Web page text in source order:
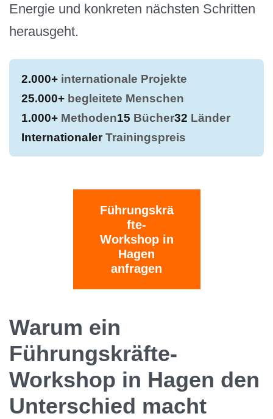
Energie und konkreten nächsten Schritten
herausgeht.
2.000+ internationale Projekte
25.000+ begleitete Menschen
1.000+ Methoden15 Bücher32 Länder
InternationalerTrainingspreis
Führungskrä
fte-
Workshop in
Hagen
anfragen
Warum ein
Führungskräfte-
Workshop in Hagen den
Unterschied macht